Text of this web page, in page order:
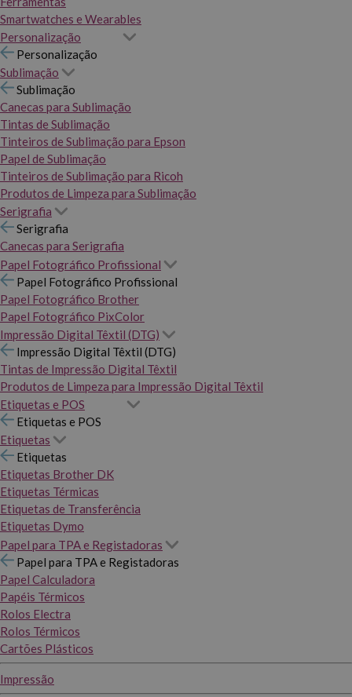
Smartwatches e Wearables
Personalização
Personalização
Sublimação
Sublimação
Canecas para Sublimação
Tintas de Sublimação
Tinteiros de Sublimação para Epson
Papel de Sublimação
Tinteiros de Sublimação para Ricoh
Produtos de Limpeza para Sublimação
Serigrafia
Serigrafia
Canecas para Serigrafia
Papel Fotográfico Profissional
Papel Fotográfico Profissional
Papel Fotográfico Brother
Papel Fotográfico PixColor
Impressão Digital Têxtil (DTG)
Impressão Digital Têxtil (DTG)
Tintas de Impressão Digital Têxtil
Produtos de Limpeza para Impressão Digital Têxtil
Etiquetas e POS
Etiquetas e POS
Etiquetas
Etiquetas
Etiquetas Brother DK
Etiquetas Térmicas
Etiquetas de Transferência
Etiquetas Dymo
Papel para TPA e Registadoras
Papel para TPA e Registadoras
Papel Calculadora
Papéis Térmicos
Rolos Electra
Rolos Térmicos
Cartões Plásticos
Impressão